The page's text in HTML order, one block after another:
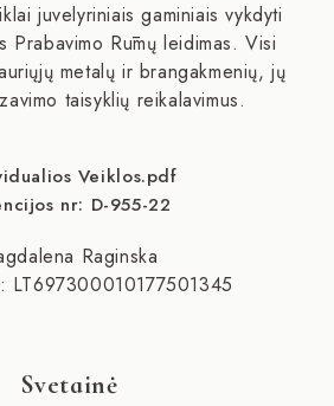
juvelyriniais gaminiais vykdyti
Prabavimo Rūmų leidimas. Visi
metalų ir brangakmenių, jų
taisyklių reikalavimus.
Veiklos.pdf
nr: D-955-22
Raginska
LT697300010177501345
Svetainė